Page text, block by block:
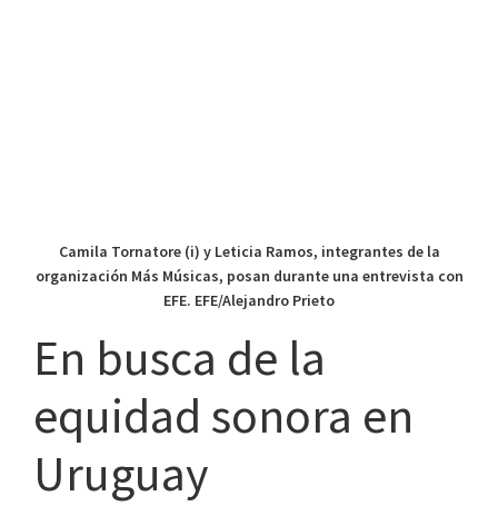
Camila Tornatore (i) y Leticia Ramos, integrantes de la
organización Más Músicas, posan durante una entrevista con
EFE. EFE/Alejandro Prieto
En busca de la
equidad sonora en
Uruguay